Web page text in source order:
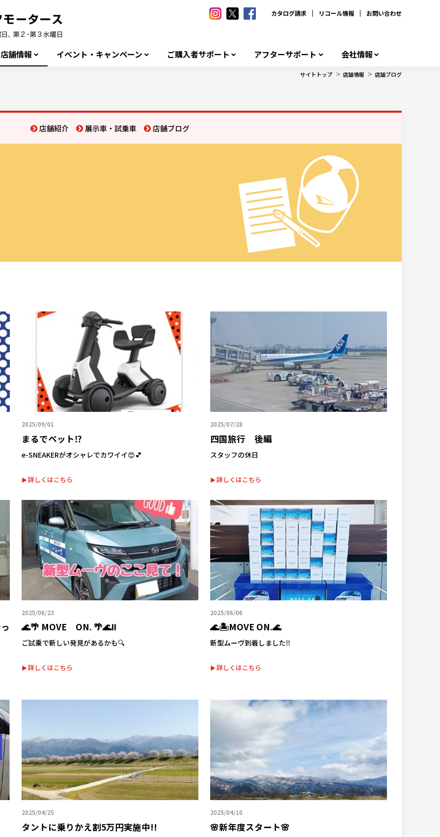
カタログ請求 リコール情報 お問い合わせ
店舗情報 イベント・キャンペーン ご購入者サポート アフターサポート 会社情報
サイトトップ > 店舗情報 > 店舗ブログ
店舗紹介 展示車・試乗車 店舗ブログ
2025/09/01
まるでペット⁉️
e-SNEAKERがオシャレでカワイイ😍💕
詳しくはこちら
2025/07/28
四国旅行 後編
スタッフの休日
詳しくはこちら
2025/06/23
🌊🌴 MOVE ON. 🌴🌊Ⅱ
ご試乗で新しい発見があるかも🔍
詳しくはこちら
2025/06/06
🌊🏝️MOVE ON.🌊
新型ムーヴ到着しました‼️
詳しくはこちら
2025/04/25
タントに乗りかえ割5万円実施中!!
2025/04/10
🌸新年度スタート🌸